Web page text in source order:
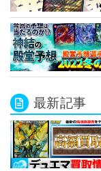
最新記事